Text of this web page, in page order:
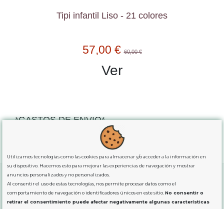
Tipi infantil Liso - 21 colores
57,00 €60,00 €
Ver
*GASTOS DE ENVIO*
para comprassuperiores a 80€
exclusiva para la peninsula.
SOBRE NOSOTROS
Utilizamos tecnologías como las cookies para almacenar y/o acceder a la información en
su dispositivo. Hacemos esto para mejorar las experiencias de navegación y mostrar
anuncios personalizados y no personalizados.
Al consentir el uso de estas tecnologías, nos permite procesar datos como el
comportamiento de navegación o identificadores únicos en este sitio.No consentir o
retirar el consentimiento puede afectar negativamente algunas características